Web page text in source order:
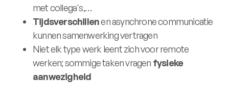
met collega's,…
Tijdsverschillenen asynchrone communicatie
kunnen samenwerking vertragen
Niet elk type werk leent zich voor remote
werken; sommige taken vragen fysieke
aanwezigheid